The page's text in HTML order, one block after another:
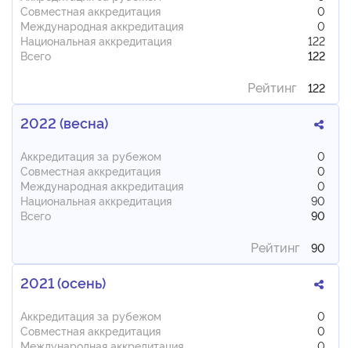
Совместная аккредитация
0
Международная аккредитация
0
Национальная аккредитация
122
Всего
122
Рейтинг 122
2022 (весна)
Аккредитация за рубежом
0
Совместная аккредитация
0
Международная аккредитация
0
Национальная аккредитация
90
Всего
90
Рейтинг 90
2021 (осень)
Аккредитация за рубежом
0
Совместная аккредитация
0
Международная аккредитация
0